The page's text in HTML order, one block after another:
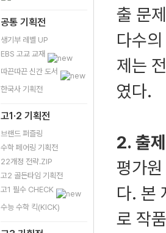
공통 기획전
생기부 레벨 UP
EBS 고교 교재
따끈따끈 신간 도서
한국사 기획전
고1·2 기획전
브랜드 퍼즐링
수학 페어링 기획전
22개정 전략.ZIP
고2 골든타임 기획전
고1 필수 CHECK
수능 수학 킥(KICK)
출 문
다수
제는
였다.
2. 출
평가
다. 본
로 작